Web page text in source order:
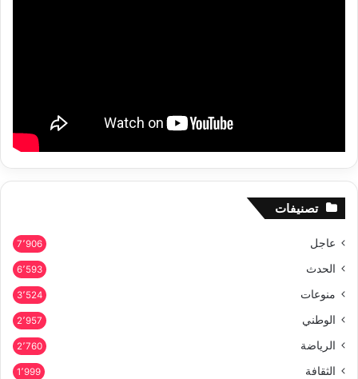
تصنيفات
عاجل 7٬906
الحدث 6٬593
منوعات 3٬524
الوطني 2٬957
الرياضة 2٬760
الثقافة 1٬999